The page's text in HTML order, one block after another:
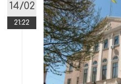
content
14/02
21:22